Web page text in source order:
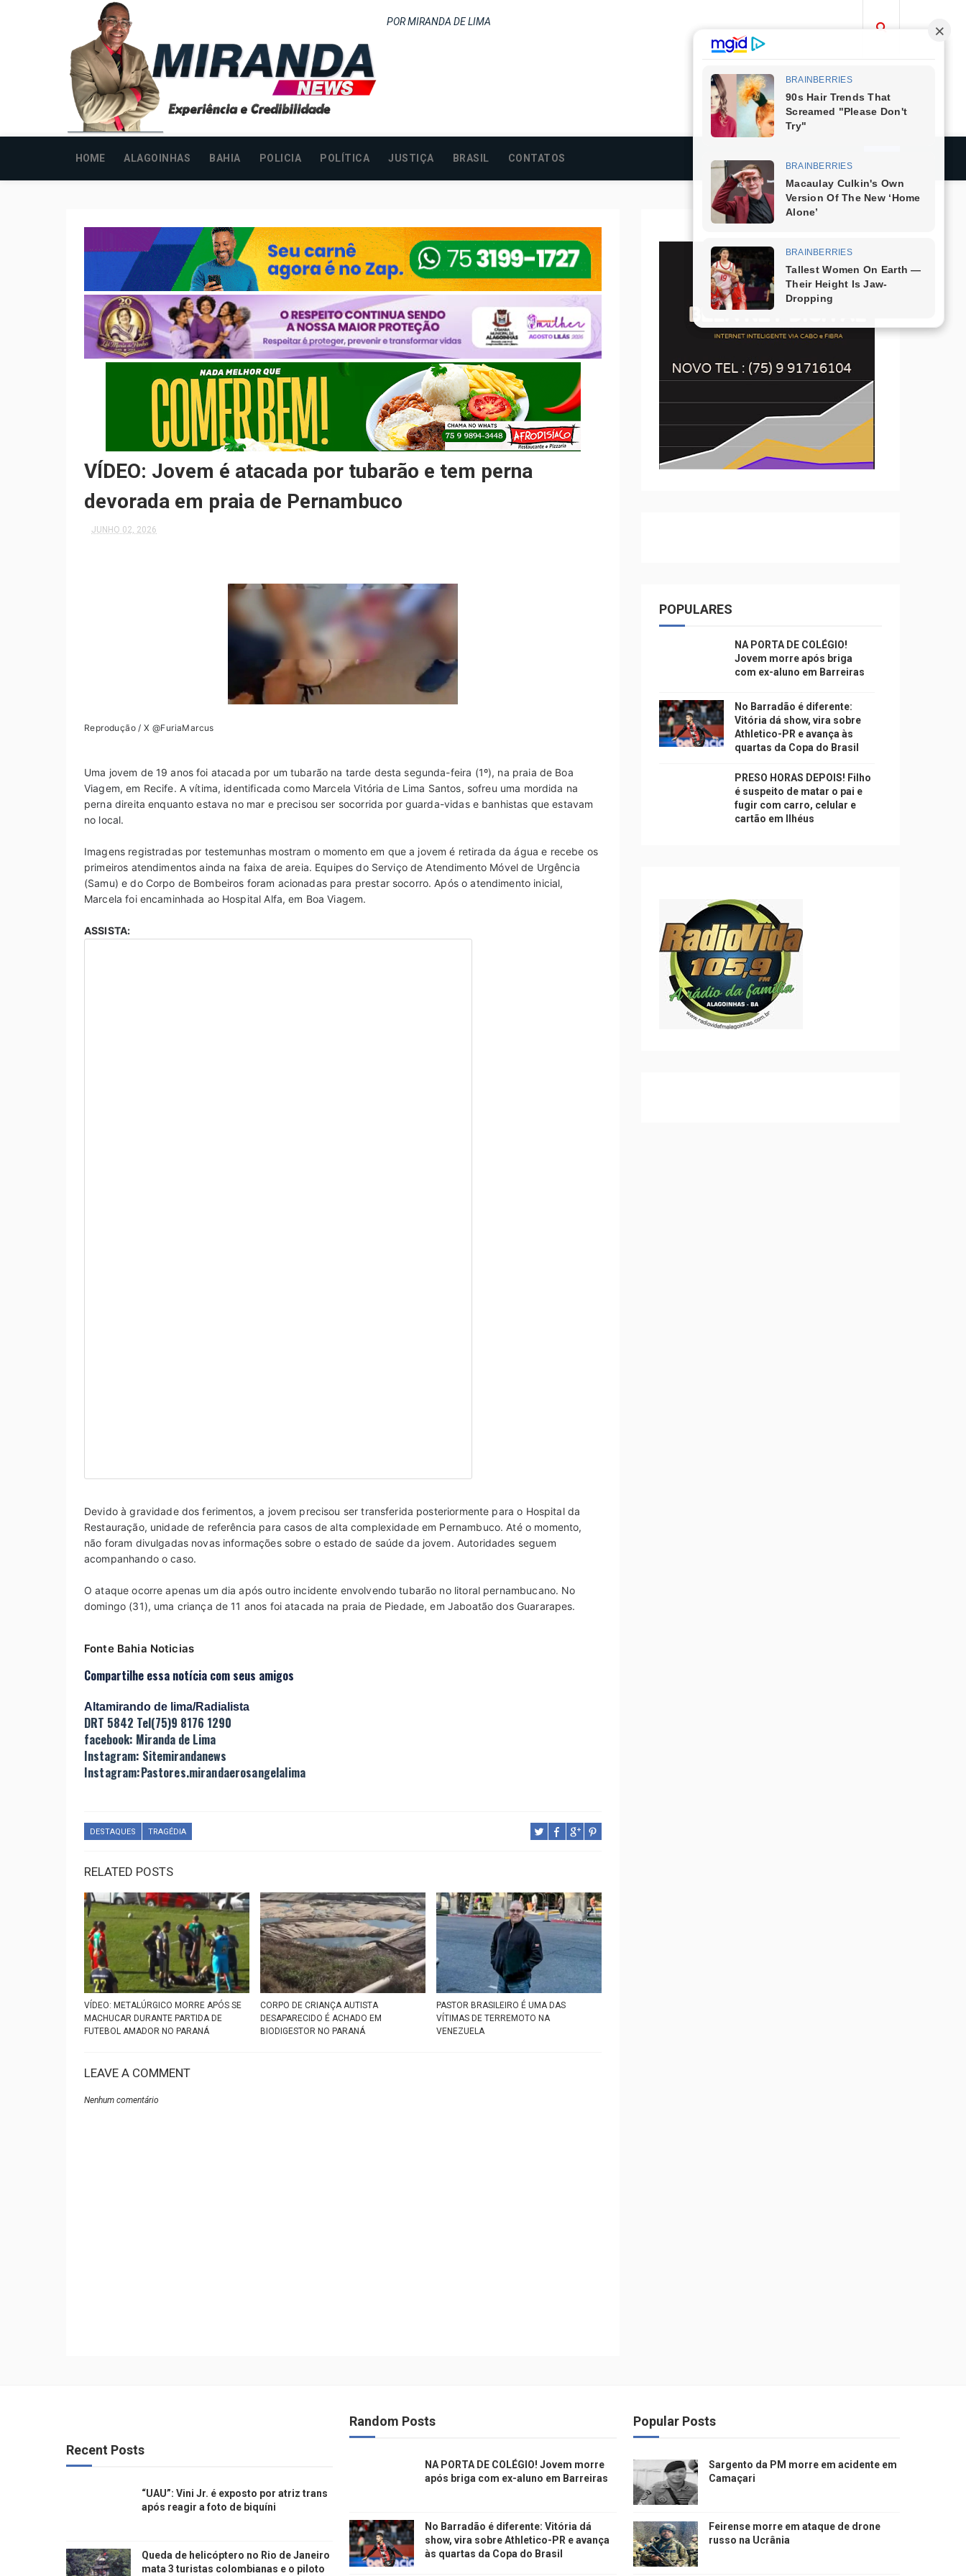
POR MIRANDA DE LIMA
HOME ALAGOINHAS BAHIA POLICIA POLÍTICA JUSTIÇA BRASIL CONTATOS
VÍDEO: Jovem é atacada por tubarão e tem perna
devorada em praia de Pernambuco
JUNHO 02, 2026
Reprodução / X @FuriaMarcus
Uma jovem de 19 anos foi atacada por um tubarão na tarde desta segunda-feira (1º), na praia de Boa
Viagem, em Recife. A vítima, identificada como Marcela Vitória de Lima Santos, sofreu uma mordida na
perna direita enquanto estava no mar e precisou ser socorrida por guarda-vidas e banhistas que estavam
no local.
Imagens registradas por testemunhas mostram o momento em que a jovem é retirada da água e recebe os
primeiros atendimentos ainda na faixa de areia. Equipes do Serviço de Atendimento Móvel de Urgência
(Samu) e do Corpo de Bombeiros foram acionadas para prestar socorro. Após o atendimento inicial,
Marcela foi encaminhada ao Hospital Alfa, em Boa Viagem.
ASSISTA:
Devido à gravidade dos ferimentos, a jovem precisou ser transferida posteriormente para o Hospital da
Restauração, unidade de referência para casos de alta complexidade em Pernambuco. Até o momento,
não foram divulgadas novas informações sobre o estado de saúde da jovem. Autoridades seguem
acompanhando o caso.
O ataque ocorre apenas um dia após outro incidente envolvendo tubarão no litoral pernambucano. No
domingo (31), uma criança de 11 anos foi atacada na praia de Piedade, em Jaboatão dos Guararapes.
Fonte Bahia Noticias
Compartilhe essa notícia com seus amigos
Altamirando de lima/Radialista
DRT 5842 Tel(75)9 8176 1290
facebook: Miranda de Lima
Instagram: Sitemirandanews
Instagram:Pastores.mirandaerosangelalima
DESTAQUES TRAGÉDIA
RELATED POSTS
VÍDEO: METALÚRGICO MORRE APÓS SE
MACHUCAR DURANTE PARTIDA DE
FUTEBOL AMADOR NO PARANÁ
CORPO DE CRIANÇA AUTISTA
DESAPARECIDO É ACHADO EM
BIODIGESTOR NO PARANÁ
PASTOR BRASILEIRO É UMA DAS
VÍTIMAS DE TERREMOTO NA
VENEZUELA
LEAVE A COMMENT
Nenhum comentário
POPULARES
NA PORTA DE COLÉGIO!
Jovem morre após briga
com ex-aluno em Barreiras
No Barradão é diferente:
Vitória dá show, vira sobre
Athletico-PR e avança às
quartas da Copa do Brasil
PRESO HORAS DEPOIS! Filho
é suspeito de matar o pai e
fugir com carro, celular e
cartão em Ilhéus
Recent Posts
“UAU”: Vini Jr. é exposto por atriz trans
após reagir a foto de biquíni
Queda de helicóptero no Rio de Janeiro
mata 3 turistas colombianas e o piloto
Random Posts
NA PORTA DE COLÉGIO! Jovem morre
após briga com ex-aluno em Barreiras
No Barradão é diferente: Vitória dá
show, vira sobre Athletico-PR e avança
às quartas da Copa do Brasil
Popular Posts
Sargento da PM morre em acidente em
Camaçari
Feirense morre em ataque de drone
russo na Ucrânia